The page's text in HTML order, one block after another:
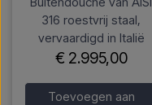
316 roestvrij staal,
vervaardigd in Italië
€ 2.995,00
Toevoegen aan